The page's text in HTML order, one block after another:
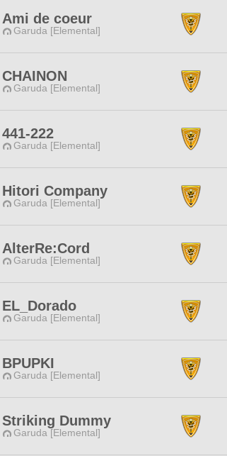
Ami de coeur
Garuda [Elemental]
CHAINON
Garuda [Elemental]
441-222
Garuda [Elemental]
Hitori Company
Garuda [Elemental]
AlterRe:Cord
Garuda [Elemental]
EL_Dorado
Garuda [Elemental]
BPUPKI
Garuda [Elemental]
Striking Dummy
Garuda [Elemental]